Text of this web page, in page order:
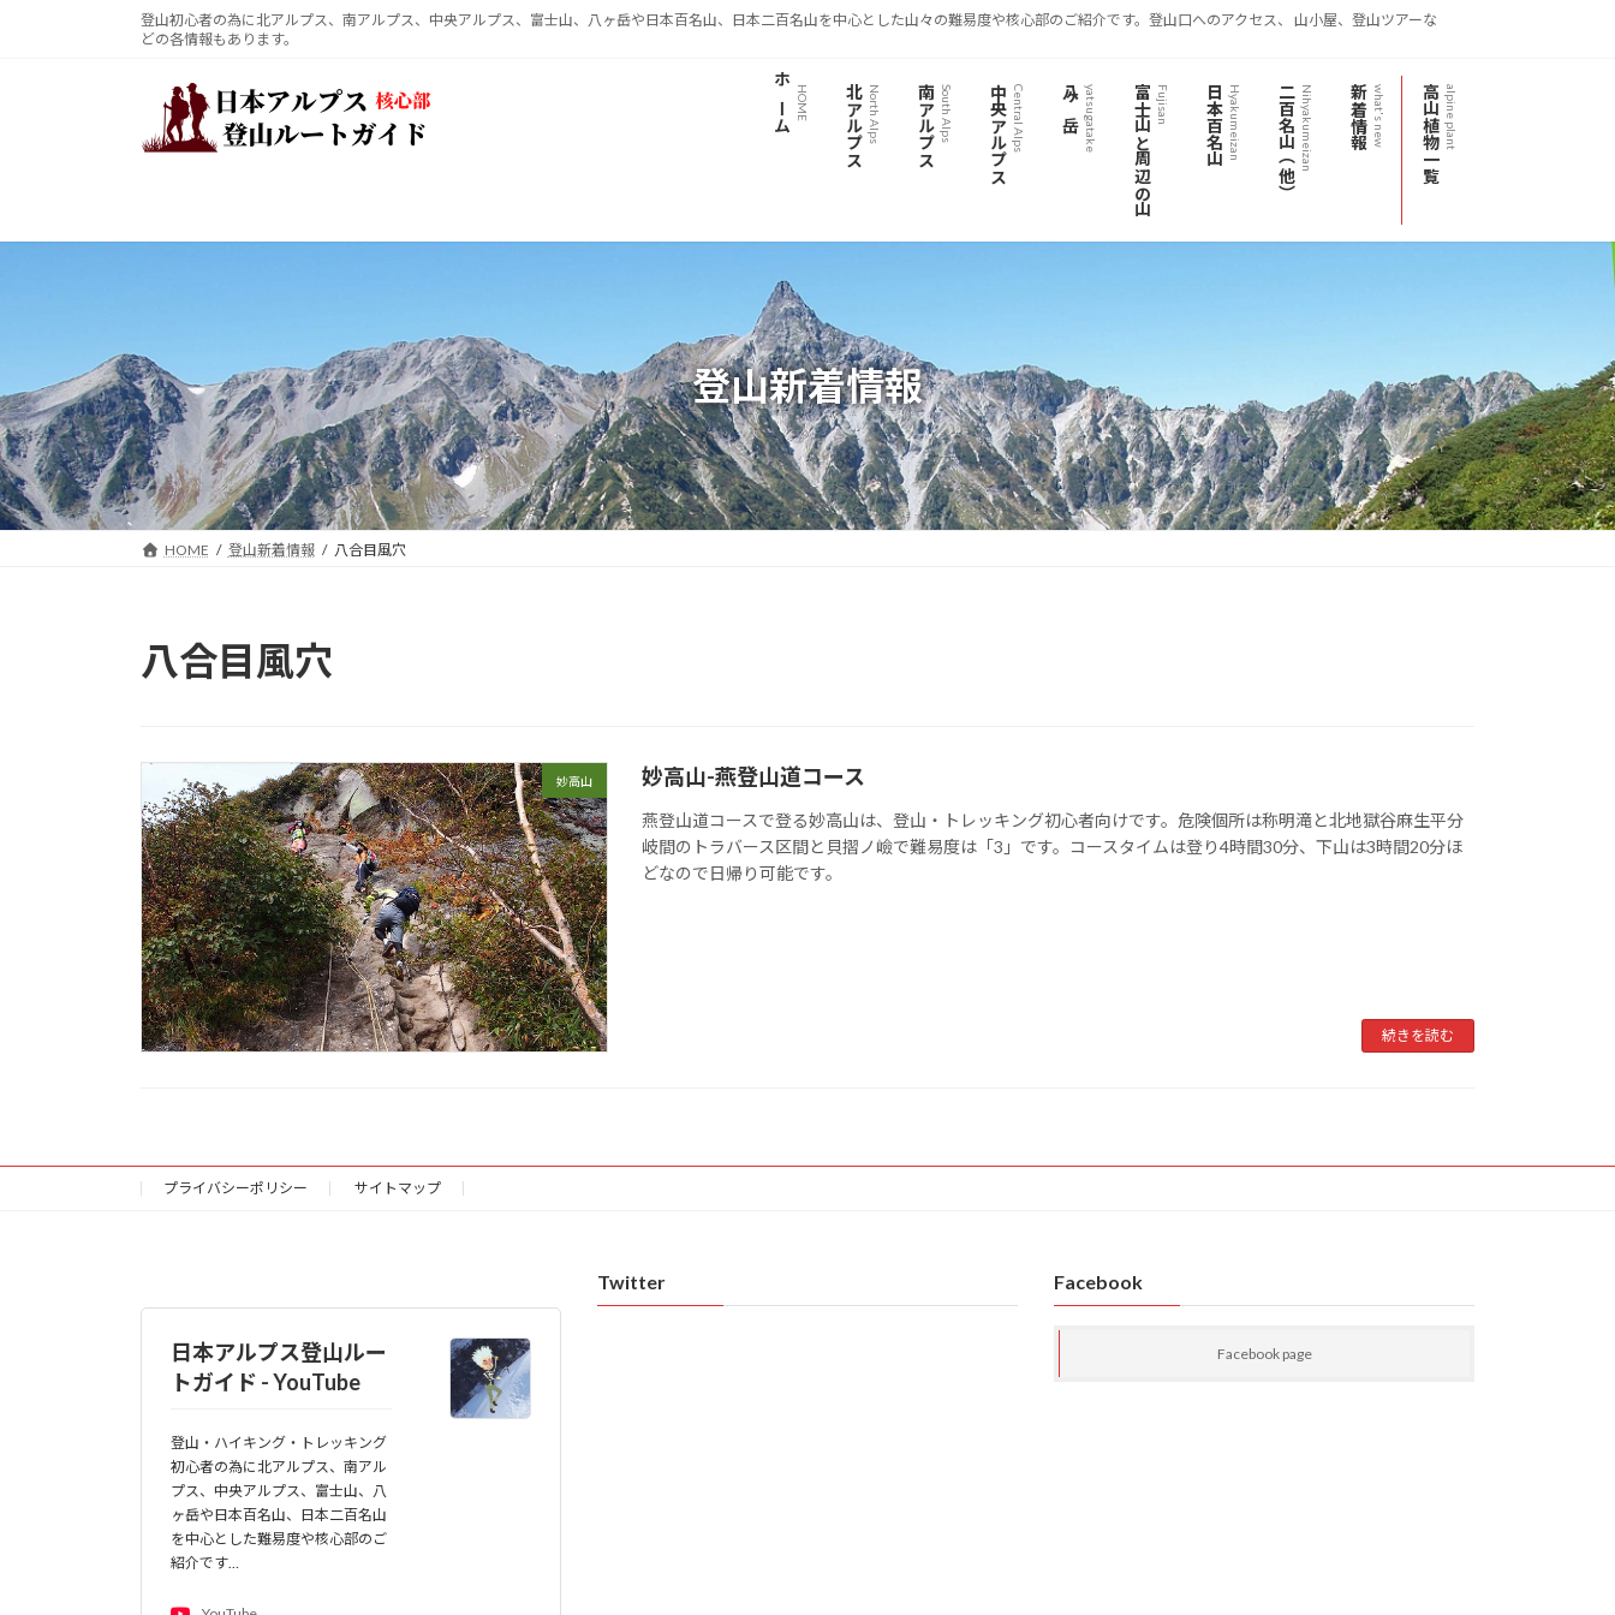
ッ
移
登山初心者の為に北アルプス、南アルプス、中央アルプス、富士山、八ヶ岳や日本百名山、日本二百名山を中心とした山々の難易度や核心部のご紹介です。登山口へのアクセス、 山小屋、登山ツアーな
どの各情報もあります。
ホーム HOME 北アルプスNorth Alps 南アルプスSouth Alps 中央アルプスCentral Alps 八ヶ岳yatsugatake 富士山と周辺の山Fujisan 日本百名山Hyakumeizan 二百名山（他）Nihyakumeizan 新着情報what's new 高山植物一覧alpine plant
登山新着情報
HOME 登山新着情報 八合目風穴
八合目風穴
妙高山 妙高山-燕登山道コース
燕登山道コースで登る妙高山は、登山・トレッキング初心者向けです。危険個所は称明滝と北地獄谷麻生平分
岐間のトラバース区間と貝摺ノ嶮で難易度は「3」です。コースタイムは登り4時間30分、下山は3時間20分ほ
どなので日帰り可能です。
続きを読む
プライバシーポリシー サイトマップ
日本アルプス登山ルー
トガイド - YouTube
登山・ハイキング・トレッキング
初心者の為に北アルプス、南アル
プス、中央アルプス、富士山、八
ヶ岳や日本百名山、日本二百名山
を中心とした難易度や核心部のご
紹介です…
Twitter Facebook
Facebook page